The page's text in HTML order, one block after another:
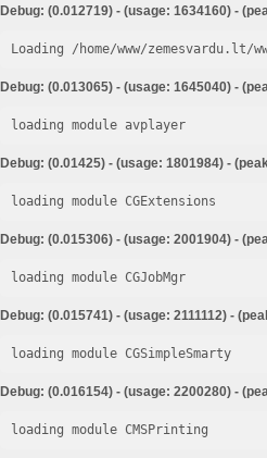
Debug: (0.012719) - (usage: 1634160) -
Loading /home/www/
Debug: (0.013065) - (usage: 1645040) -
loading module avplayer
Debug: (0.01425) - (usage: 1801984) -
loading module CGExtensions
Debug: (0.015306) - (usage: 2001904) -
loading module CGJobMgr
Debug: (0.015741) - (usage: 2111112) -
loading module CGSimpleSmarty
Debug: (0.016154) - (usage: 2200280) -
loading module CMSPrinting